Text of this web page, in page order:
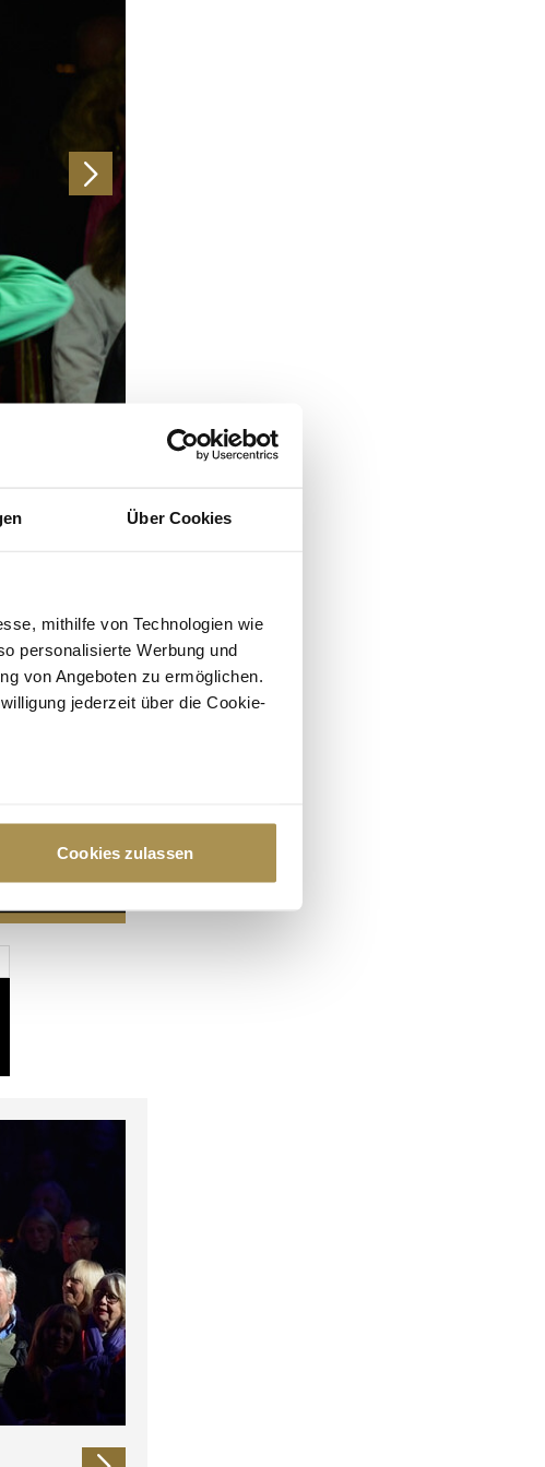
Über Cookies
mithilfe von Technologien wie
personalisierte Werbung und
von Angeboten zu ermöglichen.
jederzeit über die Cookie-
Ihre Präferenzen im
Medien anbieten zu können
führen diese Informationen
sie im Rahmen Ihrer Nutzung
Cookies zulassen